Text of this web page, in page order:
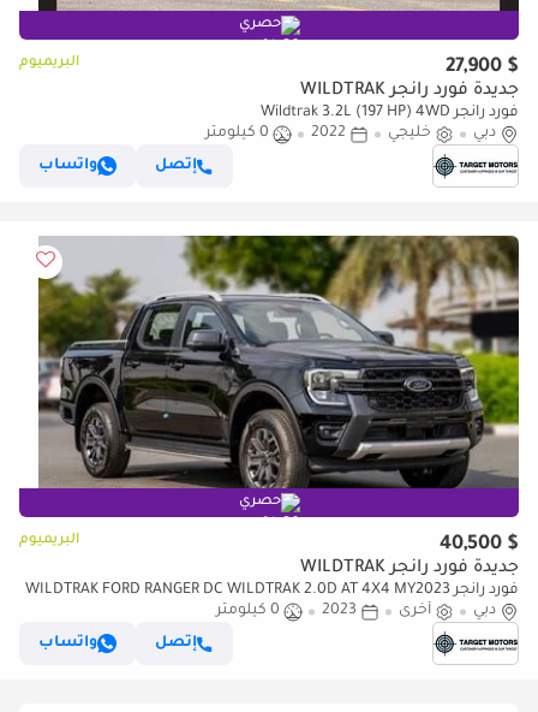
حصري
$ 27,900 البريميوم
جديدة فورد رانجر WILDTRAK
فورد رانجر Wildtrak 3.2L (197 HP) 4WD
دبي
خليجي 2022
0 كيلومتر
إتصل
واتساب
حصري
$ 40,500 البريميوم
جديدة فورد رانجر WILDTRAK
فورد رانجر WILDTRAK FORD RANGER DC WILDTRAK 2.0D AT 4X4 MY2023
– BLACK
دبي أخرى 2023
0 كيلومتر
إتصل
واتساب